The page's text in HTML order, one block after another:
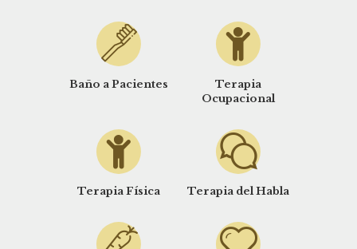
Baño a Pacientes
Terapia
Ocupacional
Terapia Física Terapia del Habla